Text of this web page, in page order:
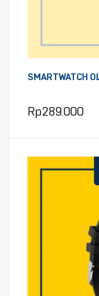
SMARTWATCH
Rp289.000